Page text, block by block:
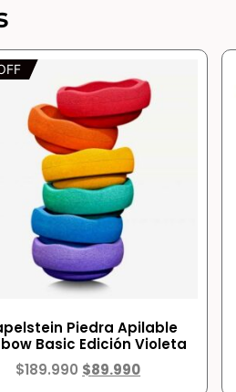
Piedra Apilable
Basic Edición Violeta
$189.990 $89.990